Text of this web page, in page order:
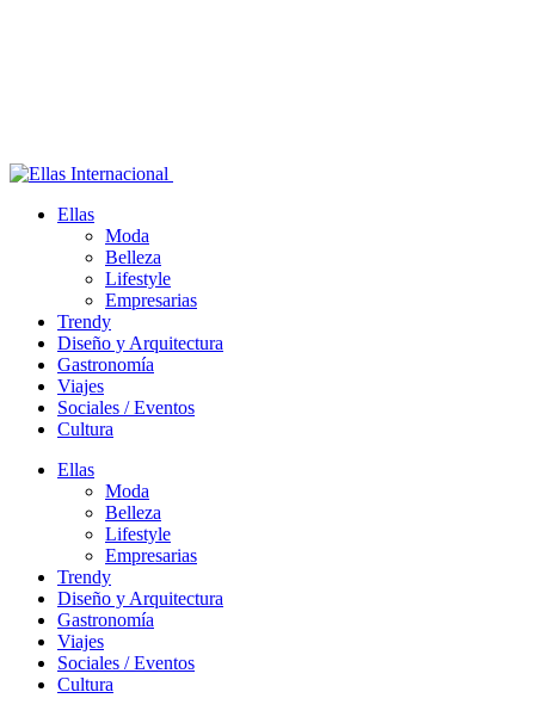
Ellas
Moda
Belleza
Lifestyle
Empresarias
Trendy
Diseño y Arquitectura
Gastronomía
Viajes
Sociales / Eventos
Cultura
Ellas
Moda
Belleza
Lifestyle
Empresarias
Trendy
Diseño y Arquitectura
Gastronomía
Viajes
Sociales / Eventos
Cultura